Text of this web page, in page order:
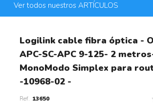
Ver todos nuestros ARTÍCULOS
Logilink cable fibra óptica -
APC-SC-APC 9-125- 2
MonoModo Simplex para
-10968-02 -
13650